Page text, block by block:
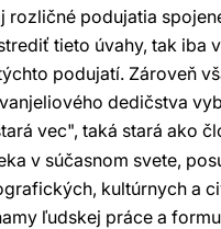
rozličné podujatia
tieto úvahy, tak iba
podujatí. Zároveň
dedičstva
vec", taká stará ako
v súčasnom svete,
kultúrnych a
ľudskej práce a